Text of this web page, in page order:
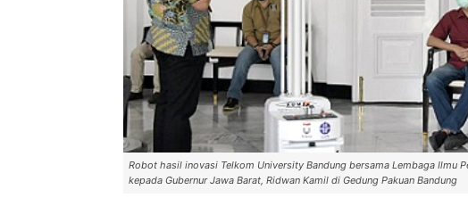
Robot hasil inovasi Telkom University Bandung bersama Lembaga Ilmu
kepada Gubernur Jawa Barat, Ridwan Kamil di Gedung Pakuan Bandung